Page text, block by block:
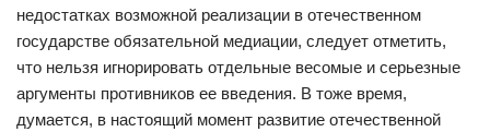
недостатках возможной реализации в отечественном
государстве обязательной медиации, следует отметить,
что нельзя игнорировать отдельные весомые и серьезные
аргументы противников ее введения. В тоже время,
думается, в настоящий момент развитие отечественной